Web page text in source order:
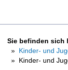
Sie befinden sich
Kinder- und
Kinder- und